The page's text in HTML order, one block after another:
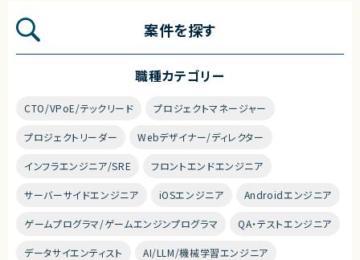
案件を探す
職種カテゴリー
CTO/VPoE/テックリード プロジェクトマネージャー
プロジェクトリーダー Webデザイナー/ディレクター
インフラエンジニア/SRE フロントエンドエンジニア
サーバーサイドエンジニア iOSエンジニア Androidエンジニア
ゲームプログラマ/ゲームエンジンプログラマ QA・テストエンジニア
データサイエンティスト AI/LLM/機械学習エンジニア